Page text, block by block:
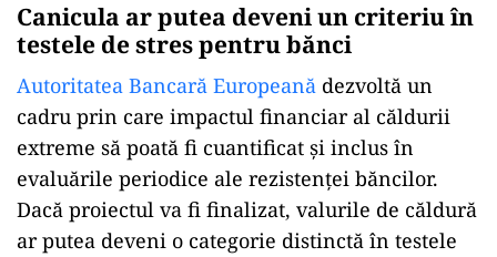
Canicula ar putea deveni un criteriu în
testele de stres pentru bănci
Autoritatea Bancară Europeană dezvoltă un
cadru prin care impactul financiar al căldurii
extreme să poată fi cuantificat și inclus în
evaluările periodice ale rezistenței băncilor.
Dacă proiectul va fi finalizat, valurile de căldură
ar putea deveni o categorie distinctă în testele